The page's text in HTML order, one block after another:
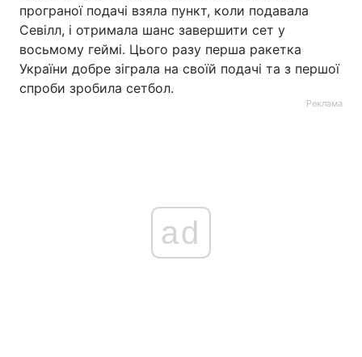
програної подачі взяла пункт, коли подавала
Севілл, і отримала шанс завершити сет у
восьмому геймі. Цього разу перша ракетка
України добре зіграла на своїй подачі та з першої
спроби зробила сетбол.
Реклама
ad